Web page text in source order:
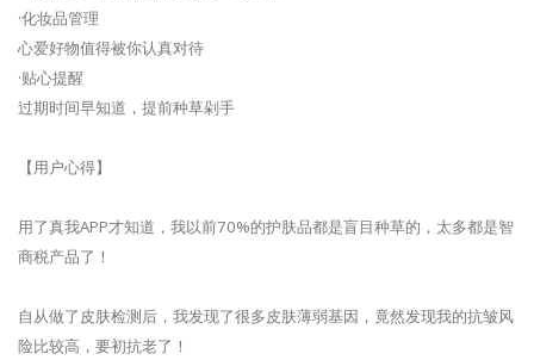
·化妆品管理
心爱好物值得被你认真对待
·贴心提醒
过期时间早知道，提前种草剁手
【用户心得】
用了真我APP才知道，我以前70%的护肤品都是盲目种草的，太多都是智
商税产品了！
自从做了皮肤检测后，我发现了很多皮肤薄弱基因，竟然发现我的抗皱风
险比较高，要初抗老了！